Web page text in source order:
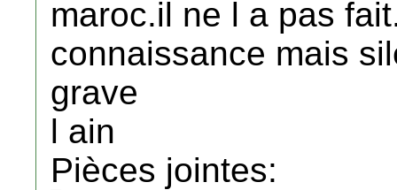
maroc.il ne l a pas
connaissance mais
grave
l ain
Pièces jointes: